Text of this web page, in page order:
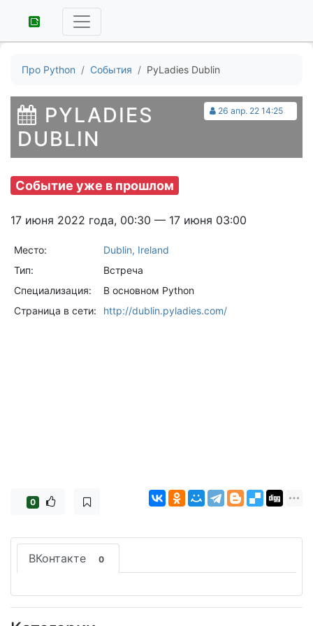
Про Python События PyLadies Dublin
26 апр. 22 14:25
PYLADIES
DUBLIN
Событие уже в прошлом
17 июня 2022 года, 00:30 — 17 июня 03:00
Место:
Dublin, Ireland
Тип:
Встреча
Специализация:
В основном Python
Страница в сети:
http://dublin.pyladies.com/
0
ВКонтакте 0